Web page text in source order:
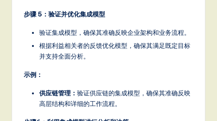
步骤 5：验证并优化集成模型
验证集成模型，确保其准确反映企业架构和业务流程。
根据利益相关者的反馈优化模型，确保其满足既定目标
并支持全面分析。
示例：
供应链管理： 验证供应链的集成模型，确保其准确反映
高层结构和详细的工作流程。